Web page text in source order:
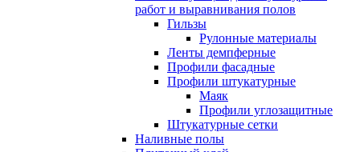
работ и выравнивания полов
Гильзы
Рулонные материалы
Ленты демпферные
Профили фасадные
Профили штукатурные
Маяк
Профили углозащитные
Штукатурные сетки
Наливные полы